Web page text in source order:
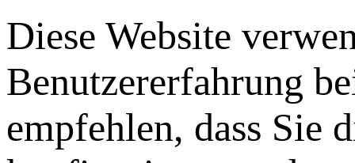
Diese Website
Benutzererfahrung
empfehlen, dass Sie